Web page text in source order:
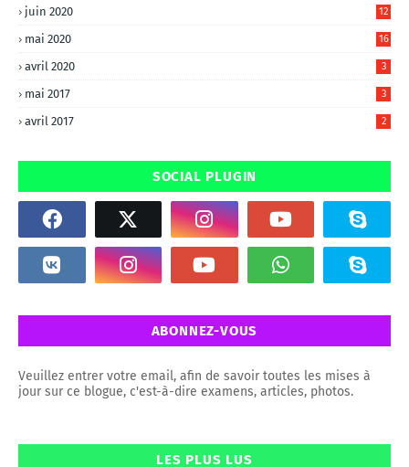
juin 2020 12
mai 2020 16
avril 2020 3
mai 2017 3
avril 2017 2
SOCIAL PLUGIN
ABONNEZ-VOUS
Veuillez entrer votre email, afin de savoir toutes les mises à
jour sur ce blogue, c'est-à-dire examens, articles, photos.
LES PLUS LUS